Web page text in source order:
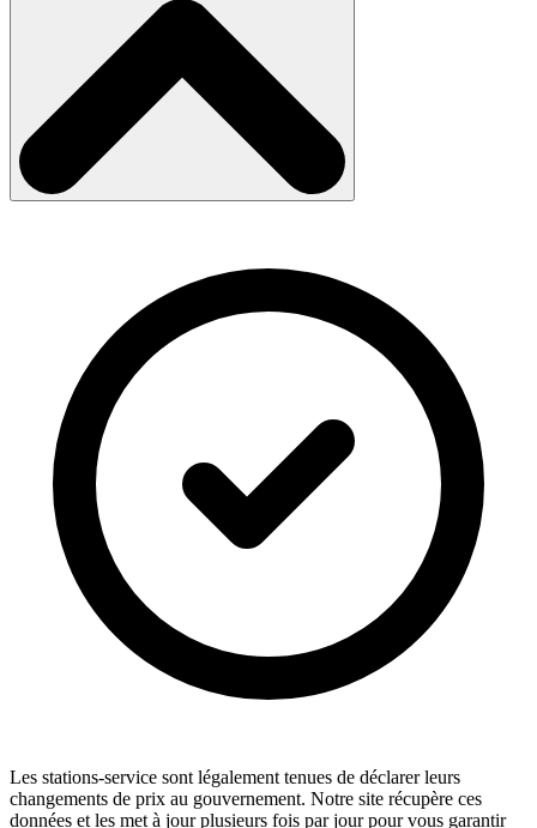
Les stations-service sont légalement tenues de déclarer leurs
changements de prix au gouvernement. Notre site récupère ces
données et les met à jour plusieurs fois par jour pour vous garantir